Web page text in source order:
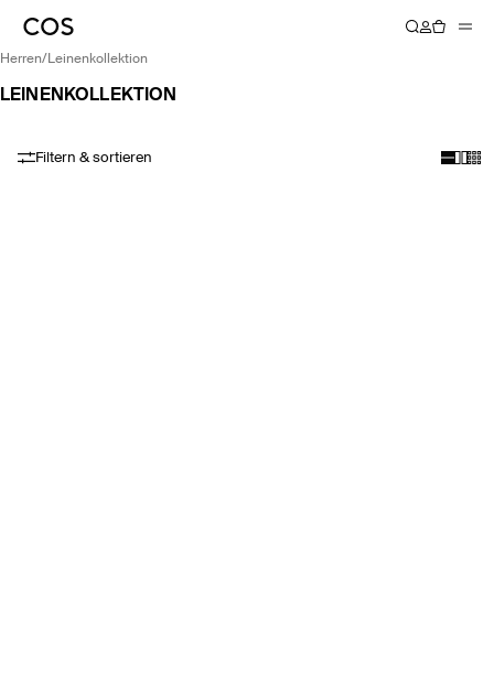
herren/ leinenkollektion
LEINENKOLLEKTION
Filtern & sortieren